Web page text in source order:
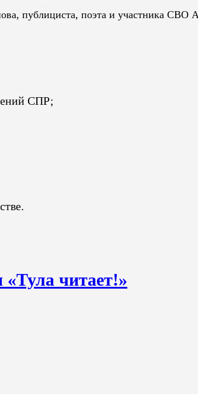
публициста, поэта и участника СВО
СПР;
читает!»